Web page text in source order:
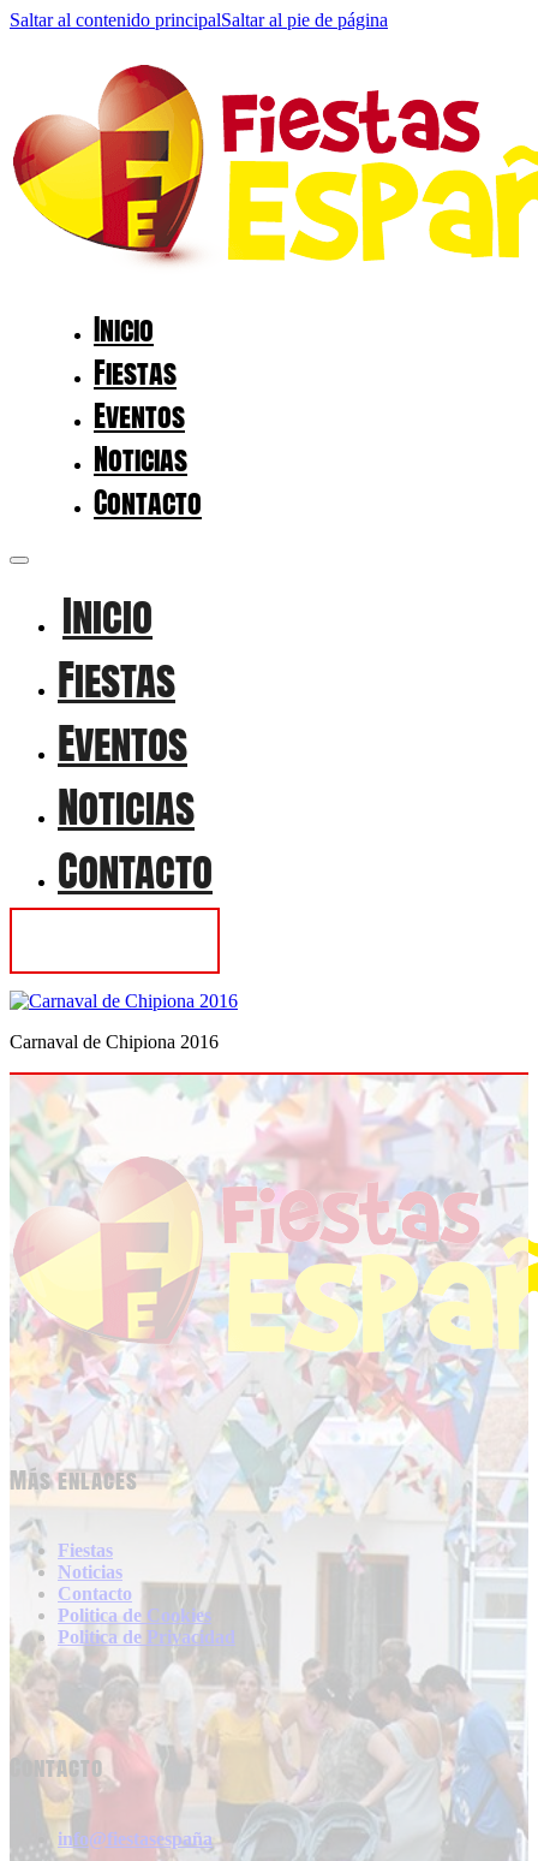
Saltar al contenido principalSaltar al pie de página
Inicio
Fiestas
Eventos
Noticias
Contacto
Inicio
Fiestas
Eventos
Noticias
Contacto
Carnaval de Chipiona 2016
Más enlaces
Fiestas
Noticias
Contacto
Politica de Cookies
Politica de Privacidad
Contacto
info@fiestasespaña